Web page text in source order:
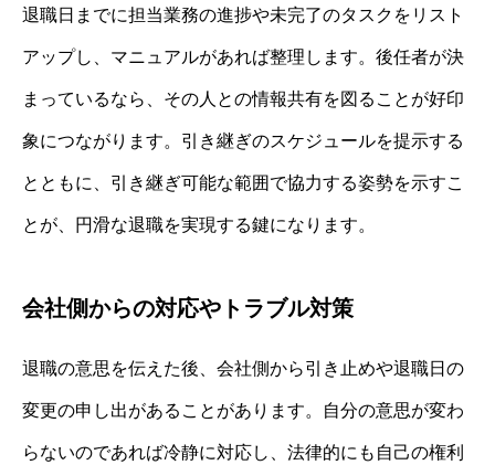
退職日までに担当業務の進捗や未完了のタスクをリスト
アップし、マニュアルがあれば整理します。後任者が決
まっているなら、その人との情報共有を図ることが好印
象につながります。引き継ぎのスケジュールを提示する
とともに、引き継ぎ可能な範囲で協力する姿勢を示すこ
とが、円滑な退職を実現する鍵になります。
会社側からの対応やトラブル対策
退職の意思を伝えた後、会社側から引き止めや退職日の
変更の申し出があることがあります。自分の意思が変わ
らないのであれば冷静に対応し、法律的にも自己の権利